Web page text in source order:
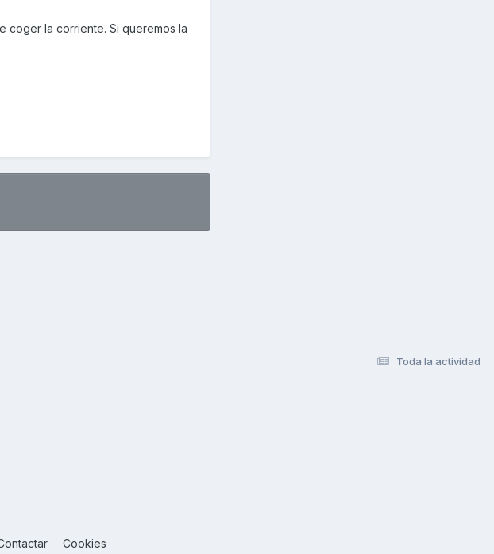
coger la corriente. Si queremos la
Toda la actividad
Cookies